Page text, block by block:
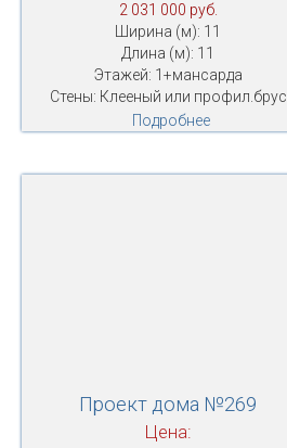
2 031 000 руб.
Ширина (м): 11
Длина (м): 11
Этажей: 1+мансарда
Стены: Клееный или профил.брус
Подробнее
Проект дома №269
Цена: